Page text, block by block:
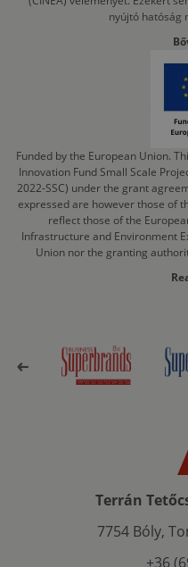
nyújtó hatóság
Funded by the European Union.
Innovation Fund Small Scale
2022-SSC) under the grant
expressed are however those of
reflect those of the
Infrastructure and Environment
Union nor the granting
Terrán
7754 Bóly,
+36